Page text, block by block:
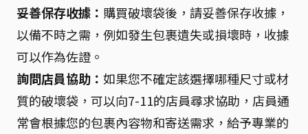
妥善保存收據： 購買破壞袋後，請妥善保存收據，
以備不時之需，例如發生包裹遺失或損壞時，收據
可以作為佐證。
詢問店員協助： 如果您不確定該選擇哪種尺寸或材
質的破壞袋，可以向7-11的店員尋求協助，店員通
常會根據您的包裹內容物和寄送需求，給予專業的